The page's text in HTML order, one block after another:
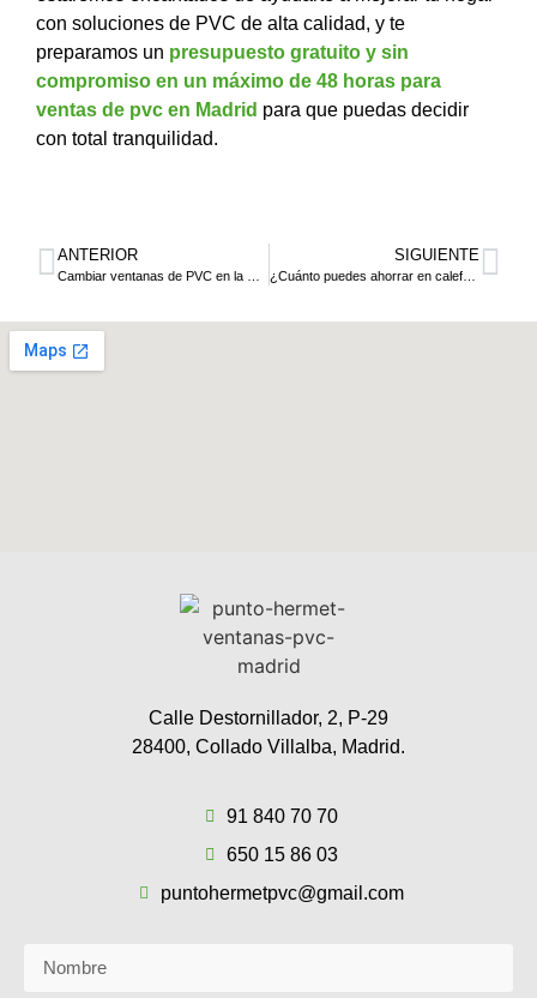
con soluciones de PVC de alta calidad, y te
preparamos un presupuesto gratuito y sin
compromiso en un máximo de 48 horas para
ventas de pvc en Madrid para que puedas decidir
con total tranquilidad.
ANTERIOR SIGUIENTE
¿Cuánto puedes ahorrar en calefacción instalando ventanas de PVC?
Calle Destornillador, 2, P-29
28400, Collado Villalba, Madrid.
91 840 70 70
650 15 86 03
puntohermetpvc@gmail.com